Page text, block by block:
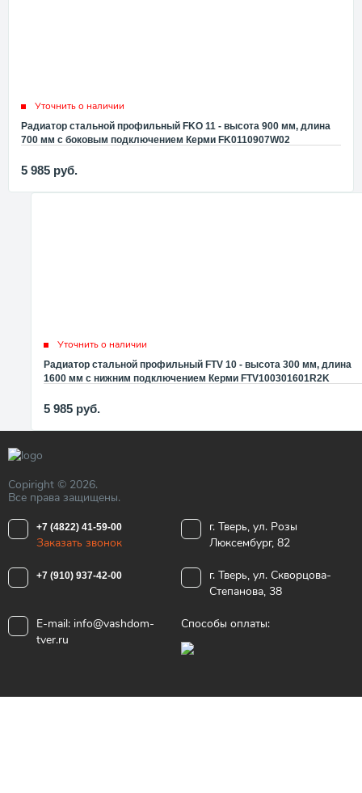
Уточнить о наличии
Радиатор стальной профильный FKO 11 - высота 900 мм, длина
700 мм с боковым подключением Керми FK0110907W02
5 985 руб.
Уточнить о наличии
Радиатор стальной профильный FTV 10 - высота 300 мм, длина
1600 мм с нижним подключением Керми FTV100301601R2K
5 985 руб.
Copiright © 2026.
Все права защищены.
+7 (4822) 41-59-00
Заказать звонок
г. Тверь, ул. Розы
Люксембург, 82
+7 (910) 937-42-00
г. Тверь, ул. Скворцова-
Степанова, 38
E-mail: info@vashdom-
tver.ru
Способы оплаты: